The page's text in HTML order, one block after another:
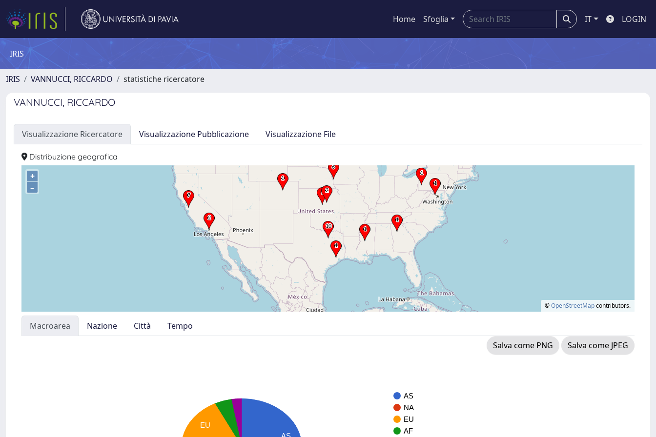
Home Sfoglia IT LOGIN
IRIS
IRIS VANNUCCI, RICCARDO statistiche ricercatore
VANNUCCI, RICCARDO
Visualizzazione Ricercatore Visualizzazione Pubblicazione Visualizzazione File
Distribuzione geografica
+
–
©OpenStreetMapcontributors.
Macroarea Nazione Città
Tempo
Salva come PNG
Salva come JPEG
AS
NA
EU
AF
EU